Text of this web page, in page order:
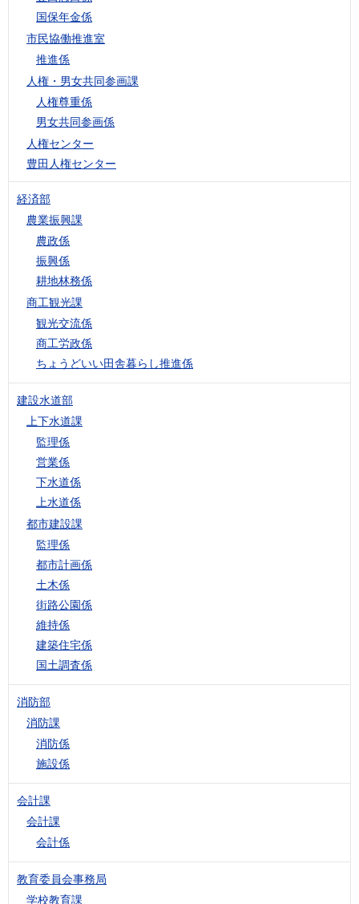
国保年金係
市民協働推進室
推進係
人権・男女共同参画課
人権尊重係
男女共同参画係
人権センター
豊田人権センター
経済部
農業振興課
農政係
振興係
耕地林務係
商工観光課
観光交流係
商工労政係
ちょうどいい田舎暮らし推進係
建設水道部
上下水道課
監理係
営業係
下水道係
上水道係
都市建設課
監理係
都市計画係
土木係
街路公園係
維持係
建築住宅係
国土調査係
消防部
消防課
消防係
施設係
会計課
会計課
会計係
教育委員会事務局
学校教育課